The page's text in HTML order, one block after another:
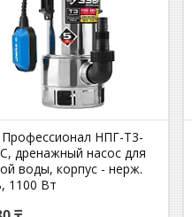
НПГ-Т3-
дренажный насос для
воды, корпус - нерж.
1100 Вт